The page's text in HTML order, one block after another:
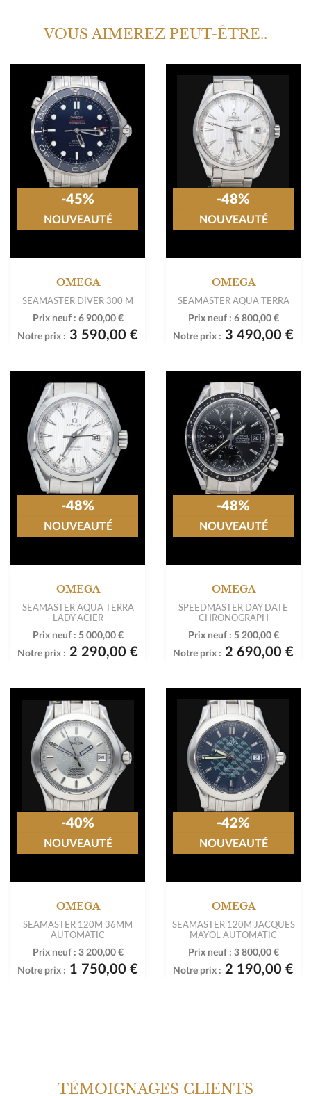
VOUS AIMEREZ PEUT-ÊTRE..
OMEGA
SEAMASTER DIVER 300 M
Prix neuf : 6 900,00 €
Notre prix : 3 590,00 €
-45%
NOUVEAUTÉ
OMEGA
SEAMASTER AQUA TERRA
Prix neuf : 6 800,00 €
Notre prix : 3 490,00 €
-48%
NOUVEAUTÉ
OMEGA
SEAMASTER AQUA TERRA
LADY ACIER
Prix neuf : 5 000,00 €
Notre prix : 2 290,00 €
-48%
NOUVEAUTÉ
OMEGA
SPEEDMASTER DAY DATE
CHRONOGRAPH
Prix neuf : 5 200,00 €
Notre prix : 2 690,00 €
-48%
NOUVEAUTÉ
OMEGA
SEAMASTER 120M 36MM
AUTOMATIC
Prix neuf : 3 200,00 €
Notre prix : 1 750,00 €
-40%
NOUVEAUTÉ
OMEGA
SEAMASTER 120M JACQUES
MAYOL AUTOMATIC
Prix neuf : 3 800,00 €
Notre prix : 2 190,00 €
-42%
NOUVEAUTÉ
TÉMOIGNAGES CLIENTS